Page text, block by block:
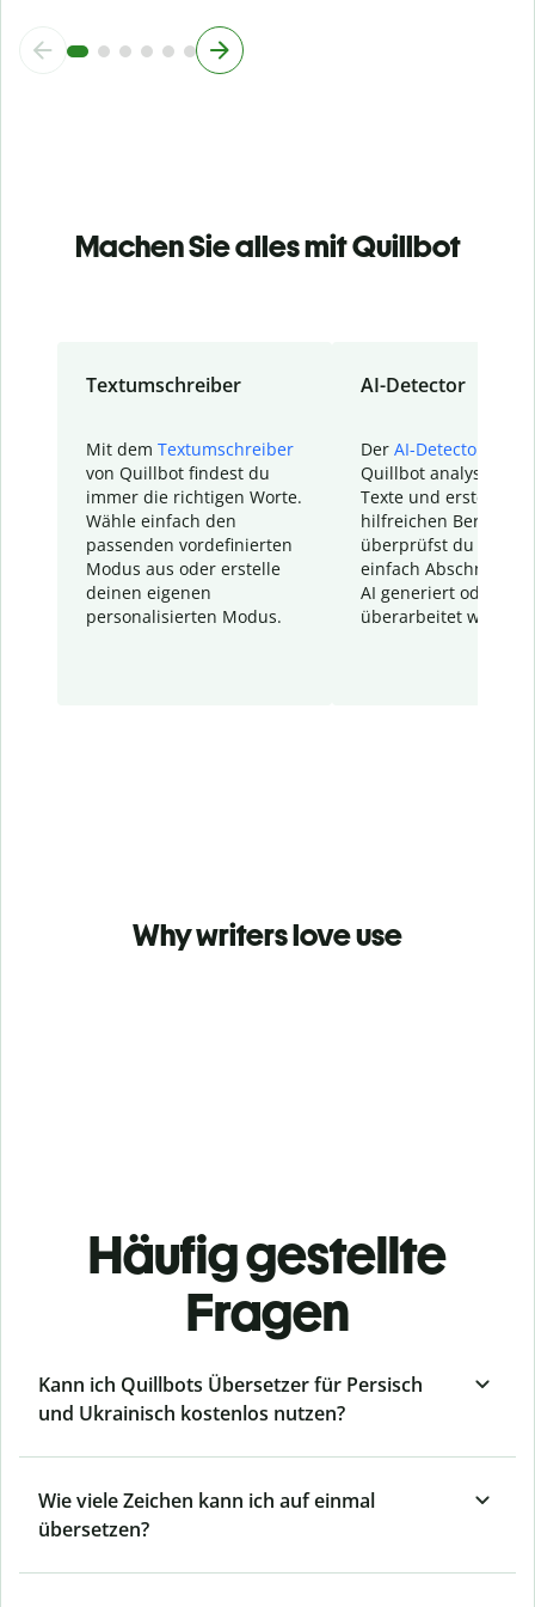
Machen Sie alles mit Quillbot
Textumschreiber
Mit dem Textumschreiber
von Quillbot findest du
immer die richtigen Worte.
Wähle einfach den
passenden vordefinierten
Modus aus oder erstelle
deinen eigenen
personalisierten Modus.
AI-Detector
Der AI-Detector
Quillbot analysiert
Texte und erstellt
hilfreichen Bericht.
überprüfst du
einfach Abschnitte,
AI generiert oder
überarbeitet wurden.
Why writers love use
Häufig gestellte
Fragen
Kann ich Quillbots Übersetzer für Persisch
und Ukrainisch kostenlos nutzen?
Wie viele Zeichen kann ich auf einmal
übersetzen?